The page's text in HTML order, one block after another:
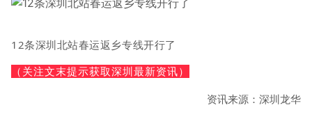
12条深圳北站春运返乡专线开行了
（关注文末提示获取深圳最新资讯）
资讯来源：深圳龙华